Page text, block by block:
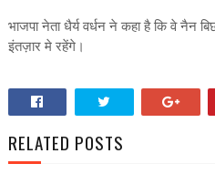
भाजपा नेता धैर्य वर्धन ने कहा है कि वे नैन
इंतज़ार मे रहेंगे।
RELATED POSTS